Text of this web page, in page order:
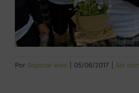
Por Soporte web 05/06/2017 Sin